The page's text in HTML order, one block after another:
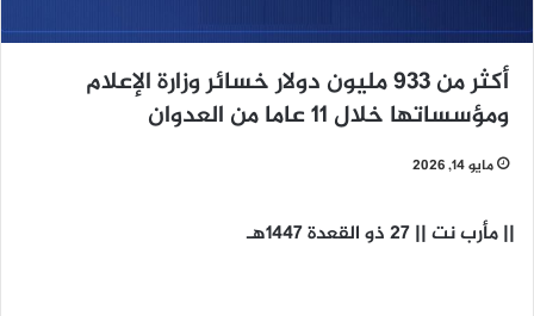
أكثر من 933 مليون دولار خسائر وزارة الإعلام
ومؤسساتها خلال 11 عاما من العدوان
مايو 14, 2026
|| مأرب نت || 27 ذو القعدة 1447هـ